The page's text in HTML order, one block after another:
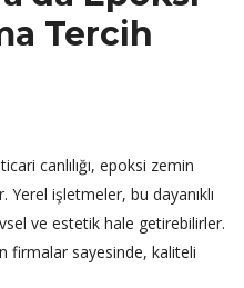
Tercih
canlılığı, epoksi zemin
Yerel işletmeler, bu dayanıklı
ve estetik hale getirebilirler.
firmalar sayesinde, kaliteli